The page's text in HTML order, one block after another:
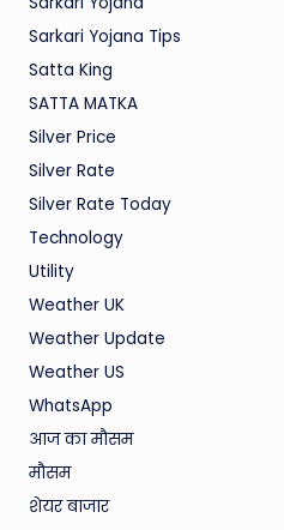
Sarkari Yojana Tips
Satta King
SATTA MATKA
Silver Price
Silver Rate
Silver Rate Today
Technology
Utility
Weather UK
Weather Update
Weather US
WhatsApp
आज का मौसम
मौसम
शेयर बाजार